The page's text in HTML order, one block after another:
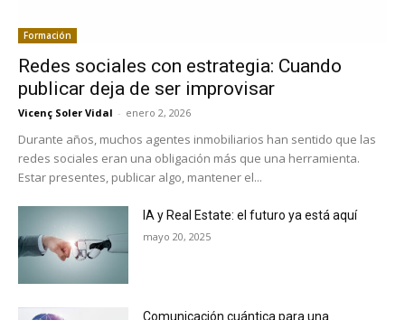
Formación
Redes sociales con estrategia: Cuando
publicar deja de ser improvisar
Vicenç Soler Vidal - enero 2, 2026
Durante años, muchos agentes inmobiliarios han sentido que las
redes sociales eran una obligación más que una herramienta.
Estar presentes, publicar algo, mantener el...
IA y Real Estate: el futuro ya está aquí
mayo 20, 2025
Comunicación cuántica para una